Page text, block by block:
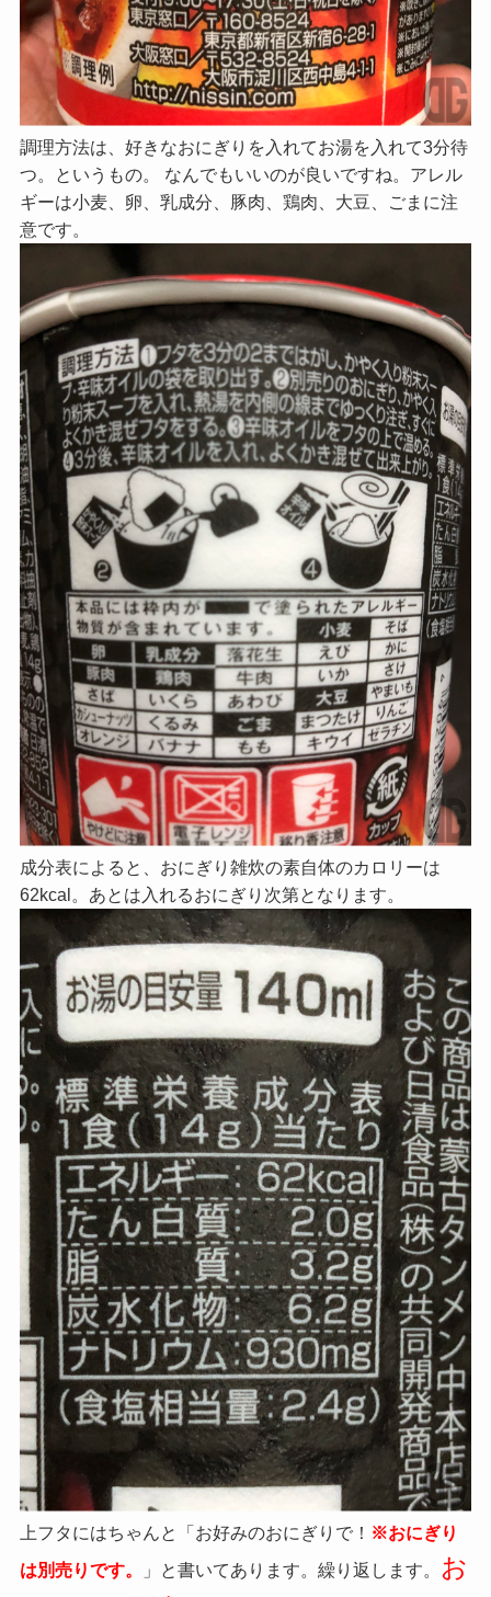
調理方法は、好きなおにぎりを入れてお湯を入れて3分待
つ。というもの。 なんでもいいのが良いですね。アレル
ギーは小麦、卵、乳成分、豚肉、鶏肉、大豆、ごまに注
意です。
成分表によると、おにぎり雑炊の素自体のカロリーは
62kcal。あとは入れるおにぎり次第となります。
上フタにはちゃんと「お好みのおにぎりで！ ※おにぎり
は別売りです。
」と書いてあります。繰り返します。
お